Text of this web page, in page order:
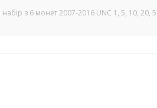
набір з 6 монет 2007-2016 UNC 1, 5, 10, 20,